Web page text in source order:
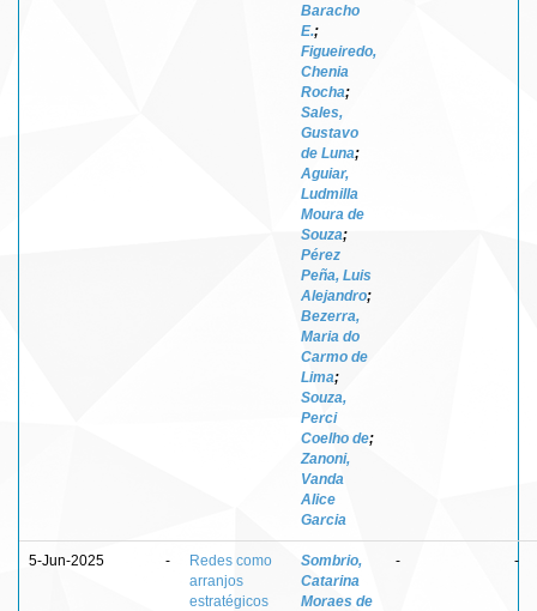
Baracho
E.;
Figueiredo,
Chenia
Rocha;
Sales,
Gustavo
de Luna;
Aguiar,
Ludmilla
Moura de
Souza;
Pérez
Peña, Luis
Alejandro;
Bezerra,
Maria do
Carmo de
Lima;
Souza,
Perci
Coelho de;
Zanoni,
Vanda
Alice
Garcia
5-Jun-2025 -
Redes como
arranjos
estratégicos
Sombrio,
Catarina
Moraes de
- -